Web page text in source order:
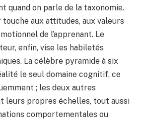
quand on parle de la taxonomie.
aux attitudes, aux valeurs
de l’apprenant. Le
enfin, vise les habiletés
La célèbre pyramide à six
le seul domaine cognitif, ce
; les deux autres
leurs propres échelles, tout aussi
comportementales ou